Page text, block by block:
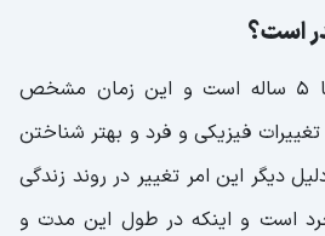
است؟
معمولا اعتبار پاسپورت‌ها 5 ساله است و این زمان مشخص
فیزیکی و فرد و بهتر شناختن
دیگر این امر تغییر در روند زندگی
است و اینکه در طول این مدت و